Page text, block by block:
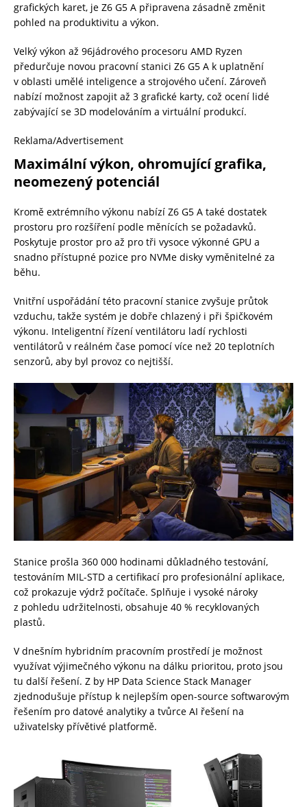
grafických karet, je Z6 G5 A připravena zásadně změnit
pohled na produktivitu a výkon.
Velký výkon až 96jádrového procesoru AMD Ryzen
předurčuje novou pracovní stanici Z6 G5 A k uplatnění
v oblasti umělé inteligence a strojového učení. Zároveň
nabízí možnost zapojit až 3 grafické karty, což ocení lidé
zabývající se 3D modelováním a virtuální produkcí.
Reklama/Advertisement
Maximální výkon, ohromující grafika,
neomezený potenciál
Kromě extrémního výkonu nabízí Z6 G5 A také dostatek
prostoru pro rozšíření podle měnících se požadavků.
Poskytuje prostor pro až pro tři vysoce výkonné GPU a
snadno přístupné pozice pro NVMe disky vyměnitelné za
běhu.
Vnitřní uspořádání této pracovní stanice zvyšuje průtok
vzduchu, takže systém je dobře chlazený i při špičkovém
výkonu. Inteligentní řízení ventilátoru ladí rychlosti
ventilátorů v reálném čase pomocí více než 20 teplotních
senzorů, aby byl provoz co nejtišší.
Stanice prošla 360 000 hodinami důkladného testování,
testováním MIL-STD a certifikací pro profesionální aplikace,
což prokazuje výdrž počítače. Splňuje i vysoké nároky
z pohledu udržitelnosti, obsahuje 40 % recyklovaných
plastů.
V dnešním hybridním pracovním prostředí je možnost
využívat výjimečného výkonu na dálku prioritou, proto jsou
tu další řešení. Z by HP Data Science Stack Manager
zjednodušuje přístup k nejlepším open-source softwarovým
řešením pro datové analytiky a tvůrce AI řešení na
uživatelsky přívětivé platformě.